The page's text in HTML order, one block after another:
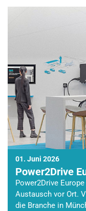
01. Juni 2026
Power2Drive
Power2Drive
Austausch vor Ort.
die Branche in